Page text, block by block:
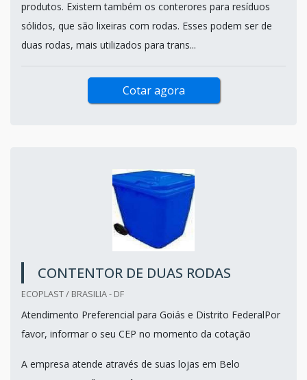
produtos. Existem também os conterores para resíduos
sólidos, que são lixeiras com rodas. Esses podem ser de
duas rodas, mais utilizados para trans...
Cotar agora
CONTENTOR DE DUAS RODAS
ECOPLAST / BRASILIA - DF
Atendimento Preferencial para Goiás e Distrito FederalPor
favor, informar o seu CEP no momento da cotação
A empresa atende através de suas lojas em Belo